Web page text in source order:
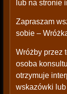
lub na stronie
Zapraszam
sobie –
Wróżby przez
osoba
otrzymuje
wskazówki